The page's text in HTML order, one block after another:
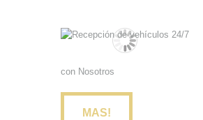
con Nosotros
MAS!